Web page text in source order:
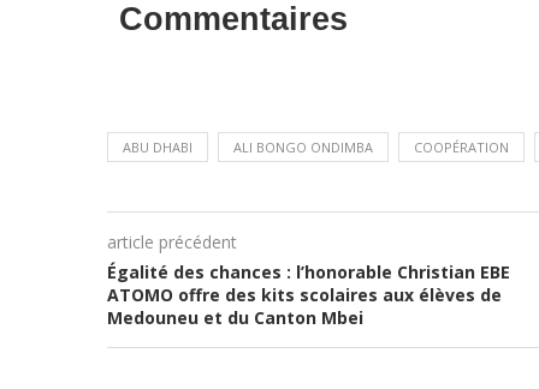
Commentaires
ABU DHABI ALI BONGO ONDIMBA COOPÉRATION
article précédent
Égalité des chances : l’honorable Christian EBE
ATOMO offre des kits scolaires aux élèves de
Medouneu et du Canton Mbei